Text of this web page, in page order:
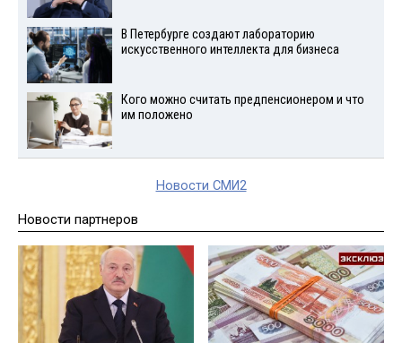
В Петербурге создают лабораторию
искусственного интеллекта для бизнеса
Кого можно считать предпенсионером и что
им положено
Новости СМИ2
Новости партнеров